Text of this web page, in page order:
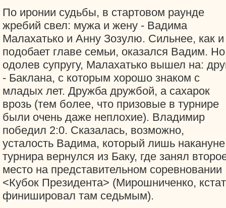
По иронии судьбы, в стартовом раунде
жребий свел: мужа и жену - Вадима
Малахатько и Анну Зозулю. Сильнее, как и
подобает главе семьи, оказался Вадим. Но
одолев супругу, Малахатько вышел на:
- Баклана, с которым хорошо знаком с
младых лет. Дружба дружбой, а сахарок
врозь (тем более, что призовые в турнире
были очень даже неплохие). Владимир
победил 2:0. Сказалась, возможно,
усталость Вадима, который лишь накануне
турнира вернулся из Баку, где занял
место на представительном соревновании
<Кубок Президента> (Мирошниченко,
финишировал там седьмым).